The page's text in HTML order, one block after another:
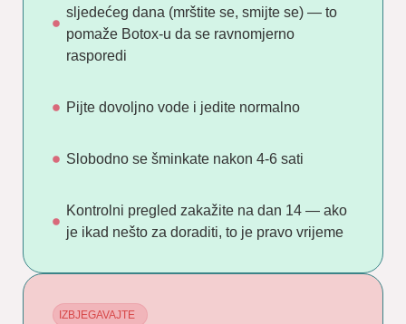
sljedećeg dana (mrštite se, smijte se) — to
pomaže Botox-u da se ravnomjerno
rasporedi
Pijte dovoljno vode i jedite normalno
Slobodno se šminkate nakon 4-6 sati
Kontrolni pregled zakažite na dan 14 — ako
je ikad nešto za doraditi, to je pravo vrijeme
IZBJEGAVAJTE